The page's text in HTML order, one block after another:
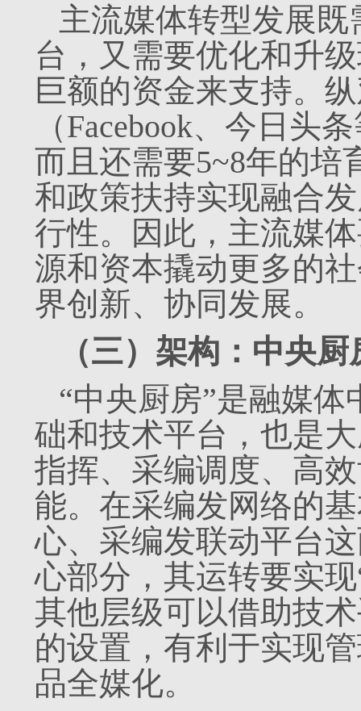
主流媒体转型发展
台，又需要优化和升
巨额的资金来支持。
（Facebook、今日头
而且还需要5~8年的培
和政策扶持实现融合
行性。因此，主流媒
源和资本撬动更多的
界创新、协同发展。
（三）架构：中央
“中央厨房”是融媒
础和技术平台，也是
指挥、采编调度、高
能。在采编发网络的
心、采编发联动平台
心部分，其运转要实
其他层级可以借助技
的设置，有利于实现
品全媒化。